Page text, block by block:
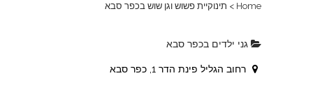
Home
> תינוקיית פשוש וגן שוש בכפר סבא
גני ילדים בכפר סבא
רחוב הגליל פינת הדר 1, כפר סבא